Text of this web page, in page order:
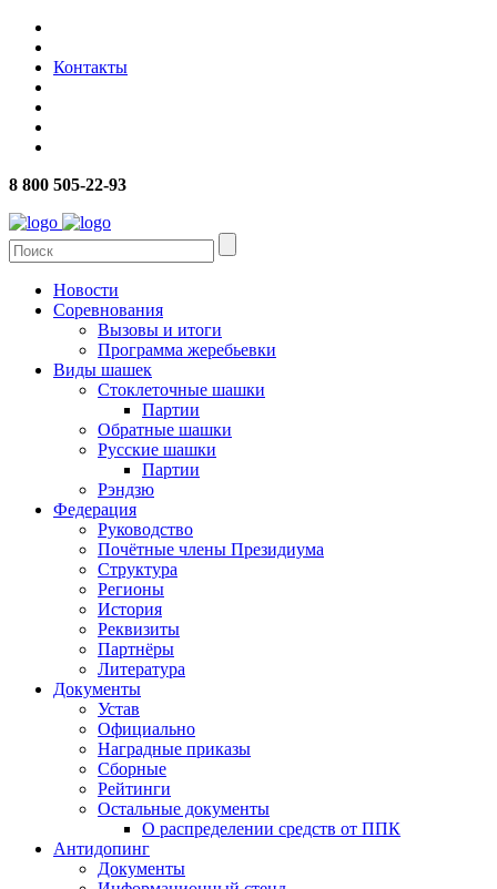
Контакты
8 800 505-22-93
Новости
Соревнования
Вызовы и итоги
Программа жеребьевки
Виды шашек
Стоклеточные шашки
Партии
Обратные шашки
Русские шашки
Партии
Рэндзю
Федерация
Руководство
Почётные члены Президиума
Структура
Регионы
История
Реквизиты
Партнёры
Литература
Документы
Устав
Официально
Наградные приказы
Сборные
Рейтинги
Остальные документы
О распределении средств от ППК
Антидопинг
Документы